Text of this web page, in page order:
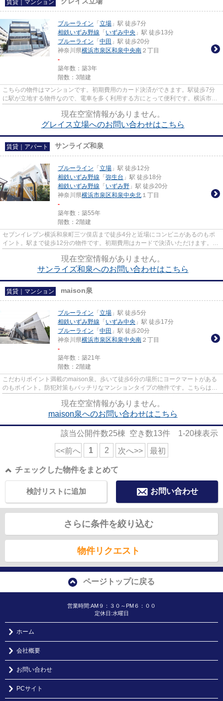
賃貸｜マンション
ブルーライン 「 立場 」駅 徒歩7分
相鉄いずみ野線 「 いずみ中央 」駅 徒歩13分
ブルーライン 「 中田 」駅 徒歩20分
神奈川県横浜市泉区和泉中央南 ２丁目
-
築年数：築3年
階数：3階建
こちらの物件はマンションです。初期費用のカード決済ができます。駅徒歩7分
に駅が立地する物件なので、電車を多く利用する方にとって便利です。横浜市泉
現在空室情報がありません。
グレイス立場へのお問い合わせはこちら
賃貸｜アパート サンライズ和泉
ブルーライン 「 立場 」駅 徒歩12分
相鉄いずみ野線 「 弥生台 」駅 徒歩18分
相鉄いずみ野線 「 いずみ野 」駅 徒歩20分
神奈川県横浜市泉区和泉中央北 １丁目
-
築年数：築55年
階数：2階建
セブンイレブン横浜和泉町三ツ俣店まで徒歩4分と近場にコンビニがあるのもポ
イント。駅まで徒歩12分の物件です。初期費用はカードで決済いただけます。こ
現在空室情報がありません。
サンライズ和泉へのお問い合わせはこちら
賃貸｜マンション maison泉
ブルーライン 「 立場 」駅 徒歩5分
相鉄いずみ野線 「 いずみ中央 」駅 徒歩17分
ブルーライン 「 中田 」駅 徒歩20分
神奈川県横浜市泉区和泉中央南 ２丁目
-
築年数：築21年
階数：2階建
こだわりポイント満載のmaison泉。歩いて徒歩6分の場所にヨークマートがある
のもポイント。防犯対策もバッチリなマンションタイプの物件です。こちらは初
現在空室情報がありません。
maison泉へのお問い合わせはこちら
該当公開件数25棟 空き数13件 1-20棟表示
<<前へ 1 2 次へ>> 最初
チェックした物件をまとめて
お問い合わせ
検討リストに追加
さらに条件を絞り込む
物件リクエスト
ページトップに戻る
営業時間:AM９：３０～PM６：００
定休日:水曜日
ホーム
会社概要
お問い合わせ
PCサイト